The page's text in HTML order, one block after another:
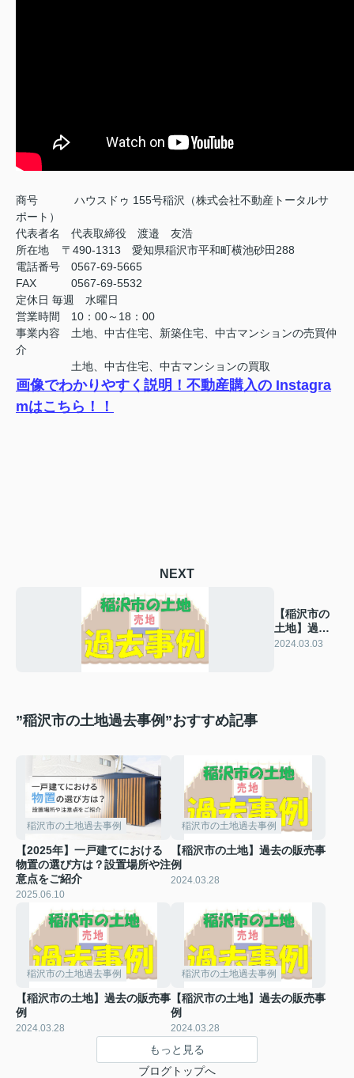
商号
ハウスドゥ 155号稲沢（株式会社不動産トータルサ
ポート）
代表者名 代表取締役 渡邉 友浩
所在地 〒490-1313 愛知県稲沢市平和町横池砂田288
電話番号 0567-69-5665
FAX
0567-69-5532
定休日 毎週 水曜日
営業時間 10：00～18：00
事業内容 土地、中古住宅、新築住宅、中古マンションの売買仲
介
土地、中古住宅、中古マンションの買取
画像でわかりやすく説明！不動産購入の Instagra
mはこちら！！
NEXT
【稲沢市の
土地】過去
の販売事例
2024.03.03
”稲沢市の土地過去事例”おすすめ記事
稲沢市の土地過去事例
【2025年】一戸建てにおける
物置の選び方は？設置場所や注
意点をご紹介
2025.06.10
稲沢市の土地過去事例
【稲沢市の土地】過去の販売事
例
2024.03.28
稲沢市の土地過去事例
【稲沢市の土地】過去の販売事
例
2024.03.28
稲沢市の土地過去事例
【稲沢市の土地】過去の販売事
例
2024.03.28
もっと見る
ブログトップへ